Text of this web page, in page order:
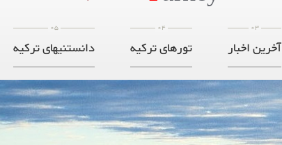
05
دانستنیهای ترکیه
04
تورهای ترکیه
03
آخرین اخبار